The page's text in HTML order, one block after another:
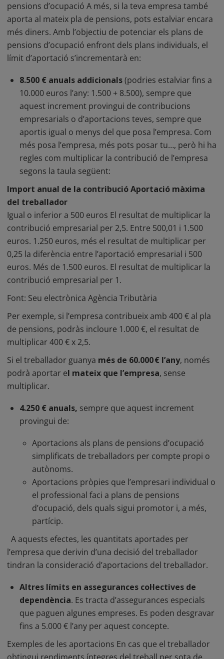
pensions d’ocupació A més, si la teva empresa també
aporta al mateix pla de pensions, pots estalviar encara
més diners. Amb l’objectiu de potenciar els plans de
pensions d’ocupació enfront dels plans individuals, el
límit d’aportació s’incrementarà en:
8.500 € anuals addicionals(podries estalviar fins a
10.000 euros l’any: 1.500 + 8.500), sempre que
aquest increment provingui de contribucions
empresarials o d’aportacions teves, sempre que
aportis igual o menys del que posa l’empresa. Com
més posa l’empresa, més pots posar tu…, però hi ha
regles com multiplicar la contribució de l’empresa
segons la taula següent:
Import anual de la contribució Aportació màxima
del treballador
Igual o inferior a 500 euros El resultat de multiplicar la
contribució empresarial per 2,5. Entre 500,01 i 1.500
euros. 1.250 euros, més el resultat de multiplicar per
0,25 la diferència entre l’aportació empresarial i 500
euros. Més de 1.500 euros. El resultat de multiplicar la
contribució empresarial per 1.
Font: Seu electrònica Agència Tributària
Per exemple, si l’empresa contribueix amb 400 € al pla
de pensions, podràs incloure 1.000 €, el resultat de
multiplicar 400 € x 2,5.
Si el treballador guanya més de 60.000 € l’any, només
podrà aportar el mateix que l’empresa, sense
multiplicar.
4.250 € anuals, sempre que aquest increment
provingui de:
Aportacions als plans de pensions d’ocupació
simplificats de treballadors per compte propi o
autònoms.
Aportacions pròpies que l’empresari individual o
el professional faci a plans de pensions
d’ocupació, dels quals sigui promotor i, a més,
partícip.
A aquests efectes, les quantitats aportades per
l’empresa que derivin d’una decisió del treballador
tindran la consideració d’aportacions del treballador.
Altres límits en assegurances col·lectives de
dependència. Es tracta d’assegurances especials
que paguen algunes empreses. Es poden desgravar
fins a 5.000 € l’any per aquest concepte.
Exemples de les aportacions En cas que el treballador